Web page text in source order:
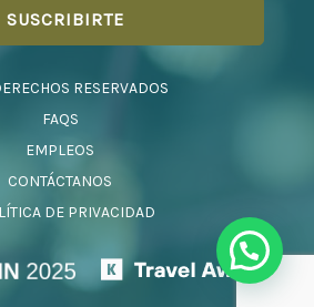
RESERVADOS
FAQS
EMPLEOS
CONTÁCTANOS
DE PRIVACIDAD